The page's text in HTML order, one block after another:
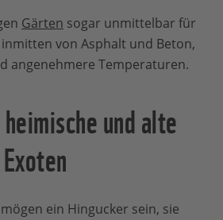
Gärten sogar unmittelbar für
von Asphalt und Beton,
angenehmere Temperaturen.
und alte
ein Hingucker sein, sie